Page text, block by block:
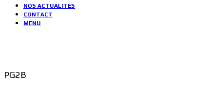
NOS ACTUALITÉS
CONTACT
MENU
PG2B